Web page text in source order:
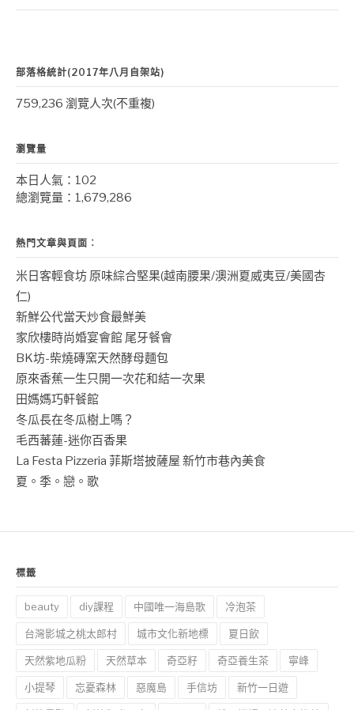
部落格統計(2017年八月自架站)
759,236 瀏覽人次(不重複)
瀏覽量
本日人氣：102
總瀏覽量：1,679,286
熱門文章與頁面︰
米日客輕食坊 原味綜合堅果(越南腰果/澳洲夏威夷豆/美國杏
仁)
新鮮公代當天炒食最鮮美
家欣樓時尚婚宴會館 尾牙餐會
BK坊-柴燒磚窯天然酵母麵包
原來香蕉一生只開一次花和結一次果
田媽媽巧軒餐館
冬瓜長在冬瓜樹上嗎？
毛西蕃蓮-迷你百香果
La Festa Pizzeria 菲斯塔披薩屋 新竹市巷內美食
夏。季。戀。歌
標籤
beauty diy課程 中國唯一海島歌 冷泡茶
台灣影城之桃太郎村 城市文化新地標 夏日飲
天然紫地瓜粉 天然草本 奇亞籽 奇亞養生茶 寧峰
小提琴 忘憂森林 惡魔島 手信坊 新竹一日遊